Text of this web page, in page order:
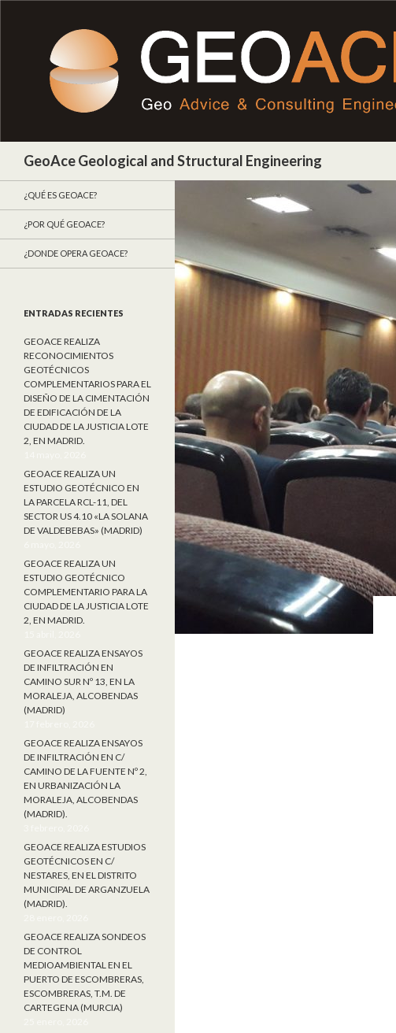
GeoAce Geological and Structural Engineering
¿QUÉ ES GEOACE?
¿POR QUÉ GEOACE?
¿DONDE OPERA GEOACE?
ENTRADAS RECIENTES
GEOACE REALIZA
RECONOCIMIENTOS
GEOTÉCNICOS
COMPLEMENTARIOS PARA EL
DISEÑO DE LA CIMENTACIÓN
DE EDIFICACIÓN DE LA
CIUDAD DE LA JUSTICIA LOTE
2, EN MADRID.
GEOACE REALIZA UN
ESTUDIO GEOTÉCNICO EN
LA PARCELA RCL-11, DEL
SECTOR US 4.10 «LA SOLANA
DE VALDEBEBAS» (MADRID)
GEOACE REALIZA UN
ESTUDIO GEOTÉCNICO
COMPLEMENTARIO PARA LA
CIUDAD DE LA JUSTICIA LOTE
2, EN MADRID.
GEOACE REALIZA ENSAYOS
DE INFILTRACIÓN EN
CAMINO SUR Nº 13, EN LA
MORALEJA, ALCOBENDAS
(MADRID)
GEOACE REALIZA ENSAYOS
DE INFILTRACIÓN EN C/
CAMINO DE LA FUENTE Nº 2,
EN URBANIZACIÓN LA
MORALEJA, ALCOBENDAS
(MADRID).
GEOACE REALIZA ESTUDIOS
GEOTÉCNICOS EN C/
NESTARES, EN EL DISTRITO
MUNICIPAL DE ARGANZUELA
(MADRID).
GEOACE REALIZA SONDEOS
DE CONTROL
MEDIOAMBIENTAL EN EL
PUERTO DE ESCOMBRERAS,
ESCOMBRERAS, T.M. DE
CARTEGENA (MURCIA)